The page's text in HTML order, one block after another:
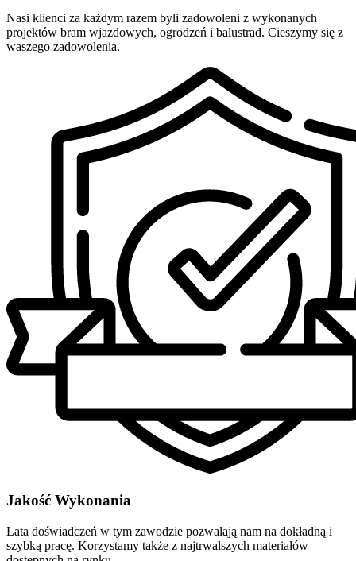
Nasi klienci za każdym razem byli zadowoleni z wykonanych
projektów bram wjazdowych, ogrodzeń i balustrad. Cieszymy się z
waszego zadowolenia.
Jakość Wykonania
Lata doświadczeń w tym zawodzie pozwalają nam na dokładną i
szybką pracę. Korzystamy także z najtrwalszych materiałów